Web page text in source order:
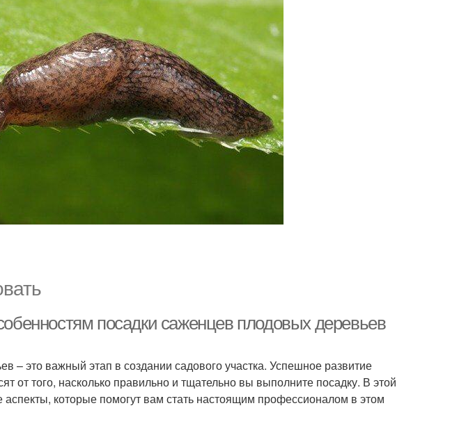
посадки саженцев плодовых деревьев
– это важный этап в создании садового участка. Успешное развитие
от того, насколько правильно и тщательно вы выполните посадку. В этой
которые помогут вам стать настоящим профессионалом в этом